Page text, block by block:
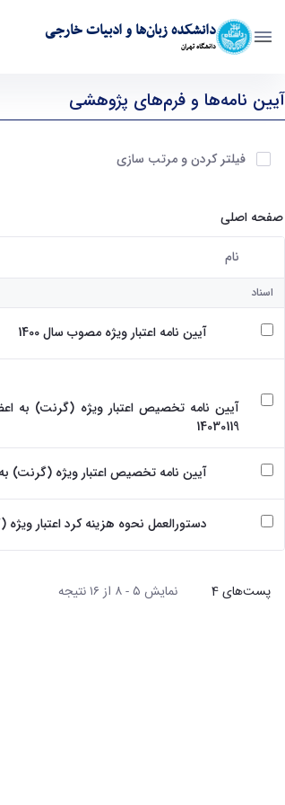
دانشکده زبان‌ها و ادبیات خارجی
دانشگاه تهران
پژوهش و فناوری - ffll- دانشکده زبانها و ادبیات خارجی
آیین نامه‌ها و فرم‌های پژوهشی
آیتم ها را انتخاب کنید
فیلتر کردن و مرتب سازی
صفحه اصلی
کاربر انتخاب شده
نام
اسناد
آیین نامه اعتبار ویژه مصوب سال 1400
آیین نامه تخصیص اعتبار ویژه (گرنت) به
14030119
آیین نامه تخصیص اعتبار ویژه (گرنت) به
دستورالعمل نحوه هزینه کرد اعتبار ویژه
پست‌‌های 4هر صفحه نمایش ۵ - ۸ از ۱۶ نتیجه